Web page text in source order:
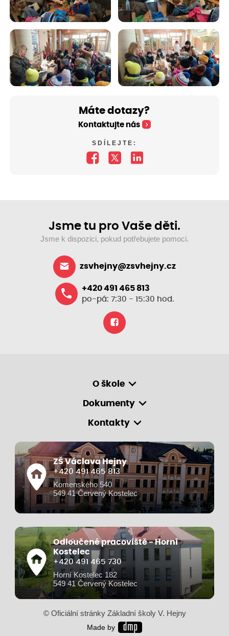
Máte dotazy?
Kontaktujte nás
SDÍLEJTE:
Jsme tu pro Vaše děti.
Jsme k dispozici, pokud potřebujete pomoci.
zsvhejny@zsvhejny.cz
+420 491 465 813
po-pá: 7:30 - 15:30 hod.
O škole
Dokumenty
Kontakty
ZŠ Václava Hejny
+420 491 465 813
Komenského 540
549 41 Červený Kostelec
Odloučené pracoviště - Horní
Kostelec
+420 491 465 730
Horní Kostelec 182
549 41 Červený Kostelec
© Oficiální stránky Základní školy V. Hejny
Made by